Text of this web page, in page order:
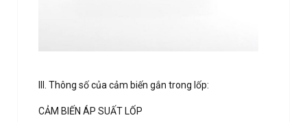
III. Thông số của cảm biến gắn trong lốp:
CẢM BIẾN ÁP SUẤT LỐP